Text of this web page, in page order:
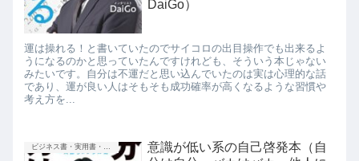
DaiGo）
運は操れる！と書いていたのでサイコロの出目操作でも出来るよ
うになるのかと思っていたんですけれども、そういう本じゃない
みたいです。自分は不運だと思い込んでいたのは実は心理的な話
であり、運が良い人はそもそも成功確率が高くなるような習慣や
考え方を...
ビジネス書・実用書・新書等
意識が低い系の自己啓発本（自